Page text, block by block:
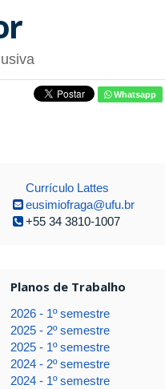
Whatsapp
Currículo Lattes
eusimiofraga@ufu.br
+55 34 3810-1007
Planos de Trabalho
2026 - 1º semestre
2025 - 2º semestre
2025 - 1º semestre
2024 - 2º semestre
2024 - 1º semestre